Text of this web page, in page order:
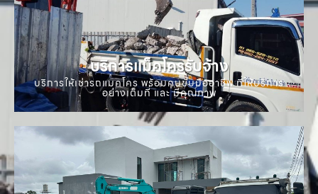
บริการแม็คโครรับจ้าง
บริการให้เช่ารถแมคโคร พร้อมคนขับมืออาชีพ ที่ให้บริการ
อย่างเต็มที่ และ มีคุณภาพ